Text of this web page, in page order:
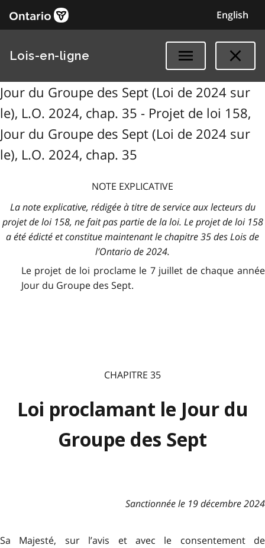
English
Lois-en-ligne
Jour du Groupe des Sept (Loi de 2024 sur
le), L.O. 2024, chap. 35 - Projet de loi 158,
Jour du Groupe des Sept (Loi de 2024 sur
le), L.O. 2024, chap. 35
NOTE EXPLICATIVE
La note explicative, rédigée à titre de service aux lecteurs du
projet de loi 158, ne fait pas partie de la loi. Le projet de loi 158
a été édicté et constitue maintenant le chapitre 35 des Lois de
l’Ontario de 2024.
Le projet de loi proclame le 7 juillet de chaque année
Jour du Groupe des Sept.
CHAPITRE 35
Loi proclamant le Jour du
Groupe des Sept
Sanctionnée le 19 décembre 2024
Sa Majesté, sur l’avis et avec le consentement de